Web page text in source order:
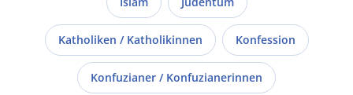
Katholiken / Katholikinnen Konfession
Konfuzianer / Konfuzianerinnen